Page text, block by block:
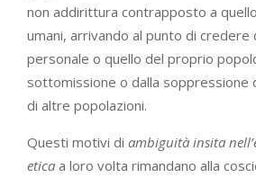
non addirittura contrapposto a
umani, arrivando al punto di credere
personale o quello del proprio
sottomissione o dalla soppressione
di altre popolazioni.
Questi motivi di ambiguità insita
etica a loro volta rimandano alla